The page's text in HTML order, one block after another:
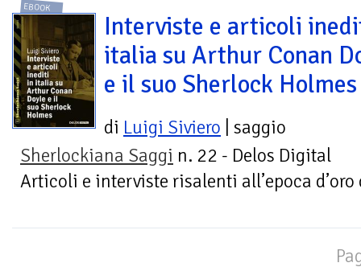
EBOOK
Interviste e articoli
italia su Arthur Conan
e il suo Sherlock Holmes
di Luigi Siviero | saggio
Sherlockiana Saggi n. 22 - Delos Digital
Articoli e interviste risalenti all’epoca